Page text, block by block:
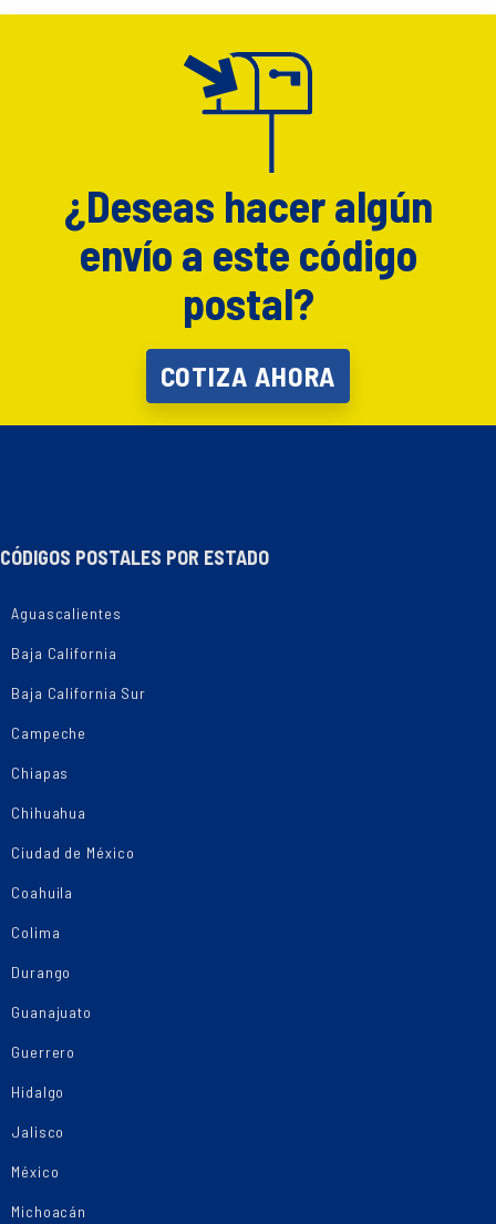
¿Deseas hacer algún
envío a este código
postal?
COTIZA AHORA
CÓDIGOS POSTALES POR ESTADO
Aguascalientes
Baja California
Baja California Sur
Campeche
Chiapas
Chihuahua
Ciudad de México
Coahuila
Colima
Durango
Guanajuato
Guerrero
Hidalgo
Jalisco
México
Michoacán